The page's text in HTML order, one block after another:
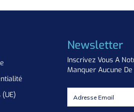
Newsletter
Inscrivez Vous A
Manquer Aucune